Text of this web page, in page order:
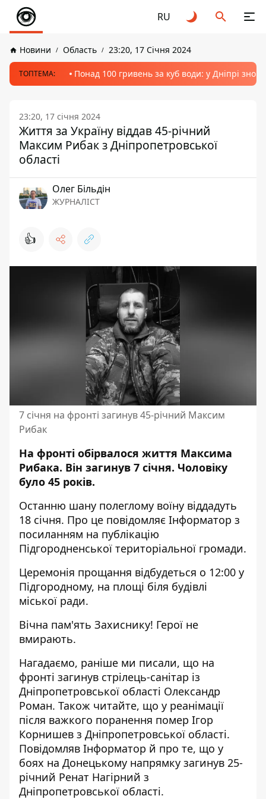
RU
Новини Область 23:20, 17 Січня 2024
ТОПТЕМА: Понад 100 гривень за куб води: у Дніпрі
23:20, 17 січня 2024
Життя за Україну віддав 45-річний
Максим Рибак з Дніпропетровської
області
Олег Більдін
ЖУРНАЛІСТ
👍
7 січня на фронті загинув 45-річний Максим
Рибак
На фронті обірвалося життя Максима
Рибака. Він загинув 7 січня. Чоловіку
було 45 років.
Останню шану полеглому воїну віддадуть
18 січня. Про це повідомляє Інформатор з
посиланням на публікацію
Підгородненської територіальної громади.
Церемонія прощання відбудеться о 12:00 у
Підгородному, на площі біля будівлі
міської ради.
Вічна пам'ять Захиснику! Герої не
вмирають.
Нагадаємо, раніше ми писали, що на
фронті загинув стрілець-санітар із
Дніпропетровської області Олександр
Роман. Також читайте, що у реанімації
після важкого поранення помер Ігор
Корнишев з Дніпропетровської області.
Повідомляв Інформатор й про те, що у
боях на Донецькому напрямку загинув 25-
річний Ренат Нагірний з
Дніпропетровської області.